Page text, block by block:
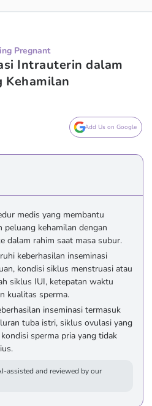
Pregnant
Intrauterin dalam
Kehamilan
Add Us on Google
medis yang membantu
peluang kehamilan dengan
dalam rahim saat masa subur.
keberhasilan inseminasi
kondisi siklus menstruasi atau
siklus IUI, ketepatan waktu
kualitas sperma.
inseminasi termasuk
tuba istri, siklus ovulasi yang
sperma pria yang tidak
assisted and reviewed by our